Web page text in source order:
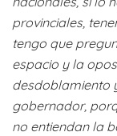
provinciales,
tengo que
espacio y la
desdoblamiento
gobernador,
no entiendan la